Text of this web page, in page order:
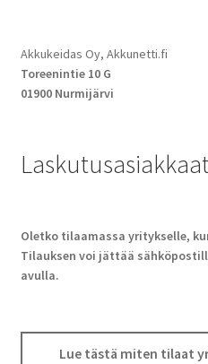
Akkukeidas Oy, Akkunetti.fi
Toreenintie 10 G
01900 Nurmijärvi
Oletko tilaamassa yritykselle,
Tilauksen voi jättää
avulla.
Lue tästä miten tilaat